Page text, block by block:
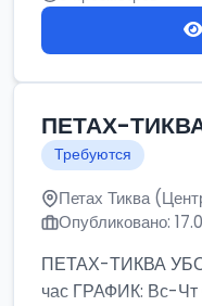
ПЕТАХ-
Требуются
Петах Тиква
Опубликовано:
ПЕТАХ-ТИКВА
час ГРАФИК: Вс-